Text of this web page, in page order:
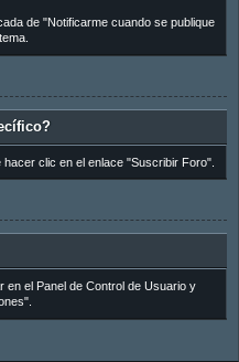
de "Notificarme cuando se publique
clic en el enlace "Suscribir Foro".
en el Panel de Control de Usuario y